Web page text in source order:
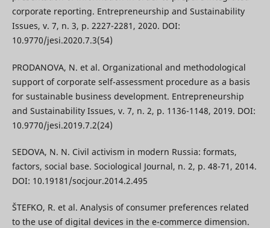
corporate reporting. Entrepreneurship and Sustainability
Issues, v. 7, n. 3, p. 2227-2281, 2020. DOI:
10.9770/jesi.2020.7.3(54)
PRODANOVA, N. et al. Organizational and methodological
support of corporate self-assessment procedure as a basis
for sustainable business development. Entrepreneurship
and Sustainability Issues, v. 7, n. 2, p. 1136-1148, 2019. DOI:
10.9770/jesi.2019.7.2(24)
SEDOVA, N. N. Civil activism in modern Russia: formats,
factors, social base. Sociological Journal, n. 2, p. 48-71, 2014.
DOI: 10.19181/socjour.2014.2.495
ŠTEFKO, R. et al. Analysis of consumer preferences related
to the use of digital devices in the e-commerce dimension.